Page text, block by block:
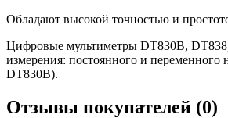
Обладают высокой точностью и
Цифровые мультиметры DT830B, DT838,
измерения: постоянного и
DT830B).
Отзывы покупателей (0)